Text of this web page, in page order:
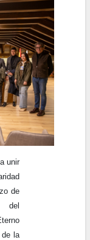
unir
de
del
de la